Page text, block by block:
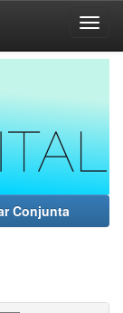
Conjunta